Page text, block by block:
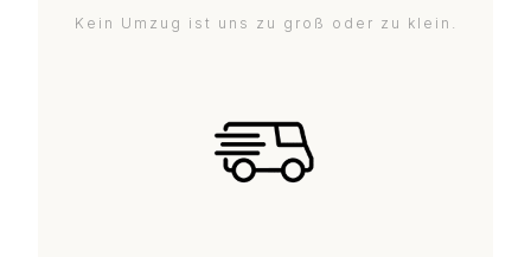
Kein Umzug ist uns zu groß oder zu klein.